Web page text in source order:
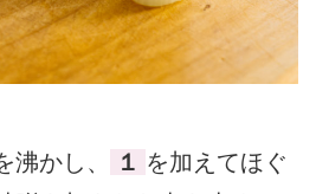
かし、 １ を加えてほぐ